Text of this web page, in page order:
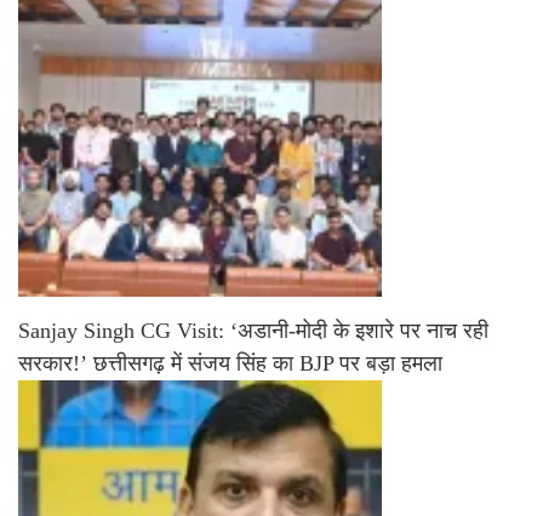
Sanjay Singh CG Visit: ‘अडानी-मोदी के इशारे पर नाच रही
सरकार!’ छत्तीसगढ़ में संजय सिंह का BJP पर बड़ा हमला